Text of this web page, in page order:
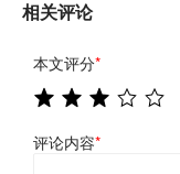
相关评论
本文评分*
评论内容*